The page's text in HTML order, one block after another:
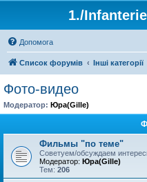
1./
Допомога
Список форумів Інші категорії
Фото-видео
Модератор: Юра(Gille)
Фильмы "по теме"
Советуем/обсуждаем
Модератор: Юра(Gille)
Тем: 206